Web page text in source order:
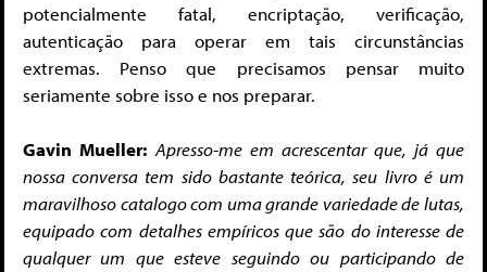
potencialmente fatal, encriptação, verificação,
autenticação para operar em tais circunstâncias
extremas. Penso que precisamos pensar muito
seriamente sobre isso e nos preparar.
Gavin Mueller: Apresso-me em acrescentar que, já que
nossa conversa tem sido bastante teórica, seu livro é um
maravilhoso catalogo com uma grande variedade de lutas,
equipado com detalhes empíricos que são do interesse de
qualquer um que esteve seguindo ou participando de